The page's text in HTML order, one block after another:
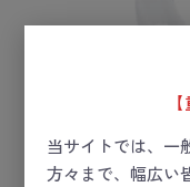
当サイトでは、一
方々まで、幅広い